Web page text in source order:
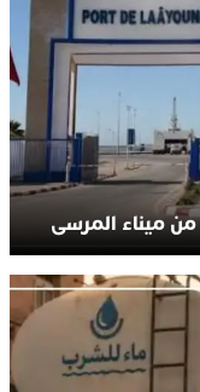
ميناء المرسى